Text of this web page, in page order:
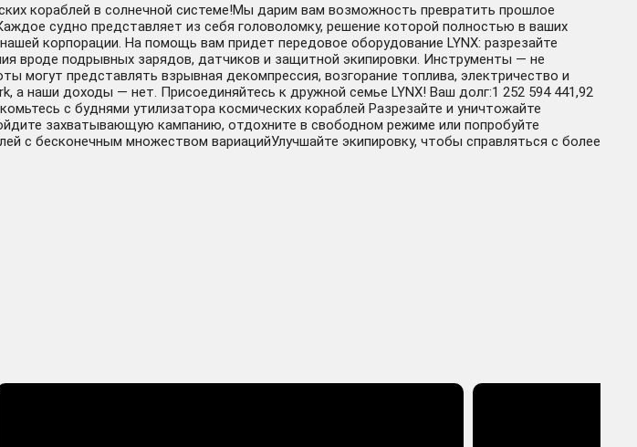
кораблей в солнечной системе!Мы дарим вам возможность превратить прошлое
судно представляет из себя головоломку, решение которой полностью в ваших
корпорации. На помощь вам придет передовое оборудование LYNX: разрезайте
вроде подрывных зарядов, датчиков и защитной экипировки. Инструменты — не
могут представлять взрывная декомпрессия, возгорание топлива, электричество и
а наши доходы — нет. Присоединяйтесь к дружной семье LYNX! Ваш долг:1 252 594 441,92
с буднями утилизатора космических кораблей Разрезайте и уничтожайте
захватывающую кампанию, отдохните в свободном режиме или попробуйте
с бесконечным множеством вариацийУлучшайте экипировку, чтобы справляться с более